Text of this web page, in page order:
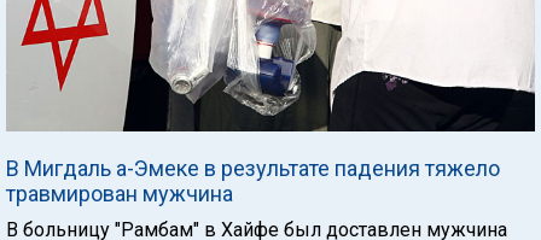
В Мигдаль а-Эмеке в результате падения тяжело
травмирован мужчина
В больницу "Рамбам" в Хайфе был доставлен мужчина